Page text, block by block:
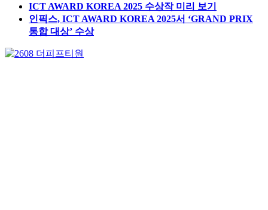
ICT AWARD KOREA 2025 수상작 미리 보기
인픽스, ICT AWARD KOREA 2025서 ‘GRAND PRIX
통합 대상’ 수상